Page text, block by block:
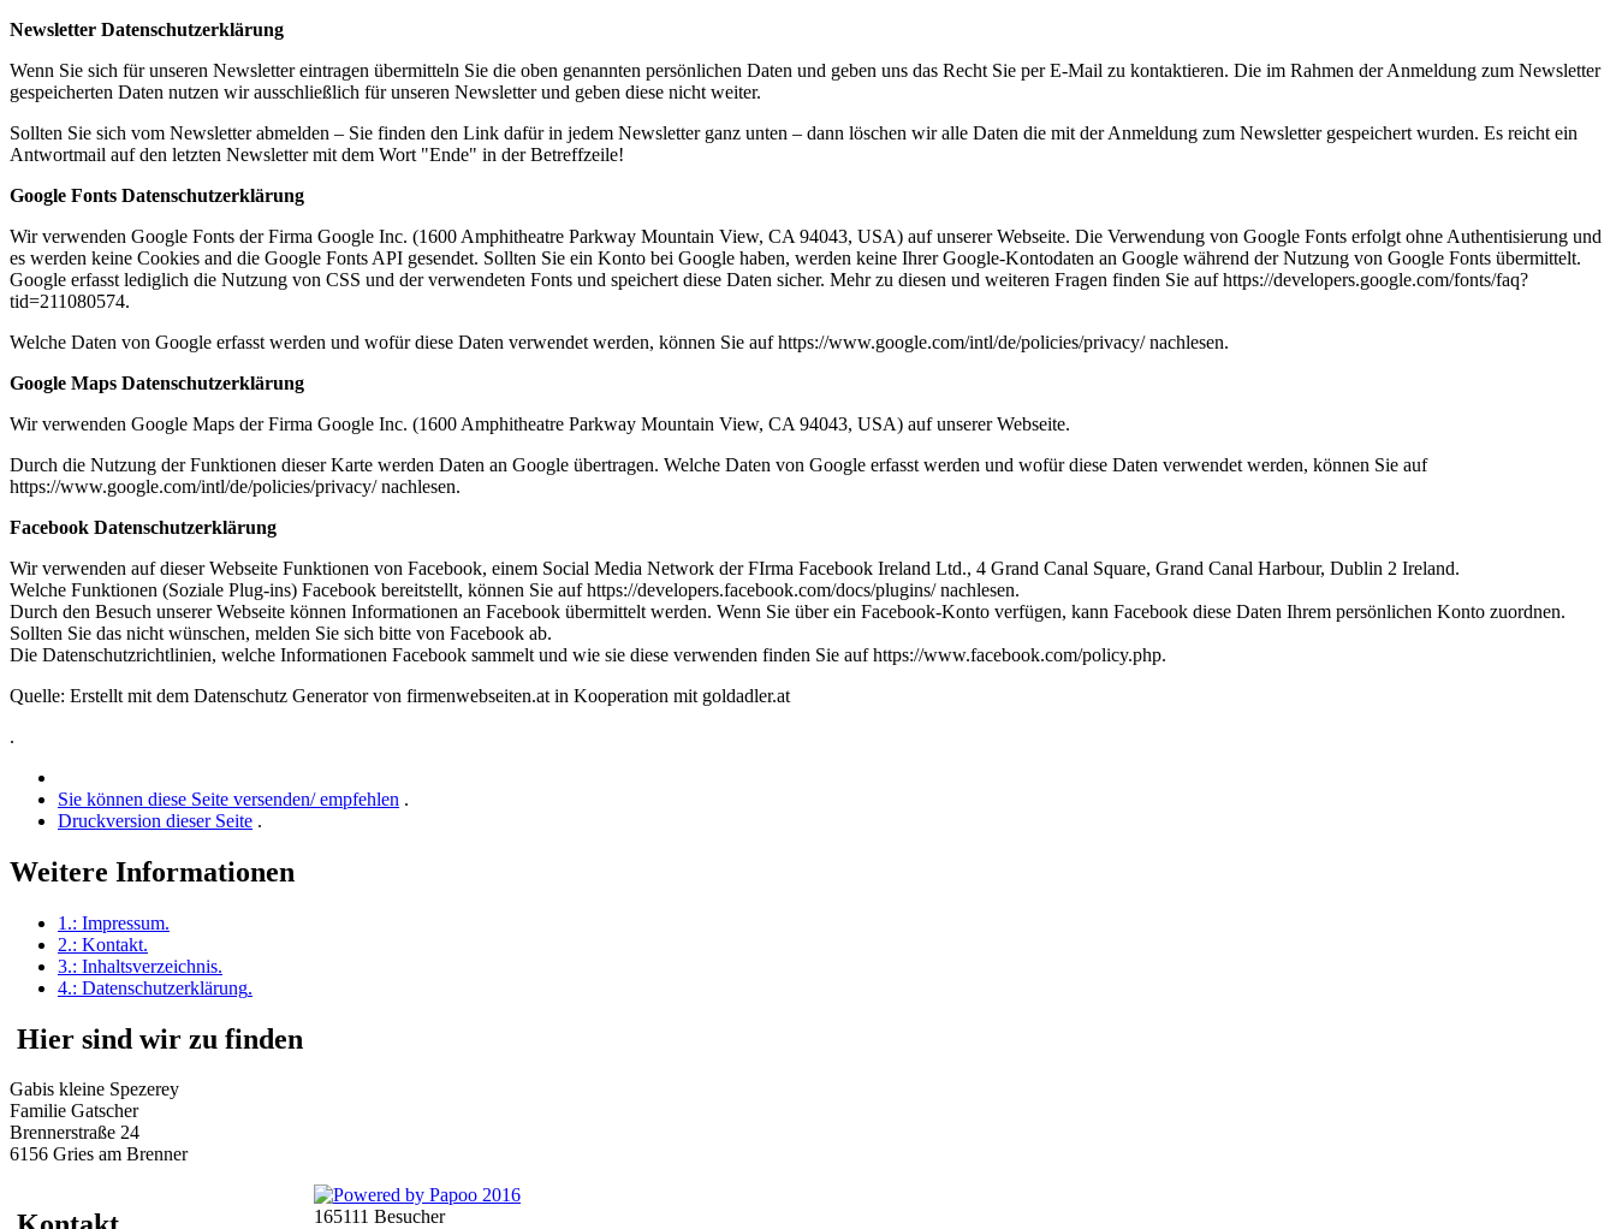
Newsletter Datenschutzerklärung
Wenn Sie sich für unseren Newsletter eintragen übermitteln Sie die oben genannten persönlichen Daten und geben uns das Recht Sie per E-Mail zu kontaktieren. Die im Rahmen der Anmeldung zum Newsletter
gespeicherten Daten nutzen wir ausschließlich für unseren Newsletter und geben diese nicht weiter.
Sollten Sie sich vom Newsletter abmelden – Sie finden den Link dafür in jedem Newsletter ganz unten – dann löschen wir alle Daten die mit der Anmeldung zum Newsletter gespeichert wurden. Es reicht ein
Antwortmail auf den letzten Newsletter mit dem Wort "Ende" in der Betreffzeile!
Google Fonts Datenschutzerklärung
Wir verwenden Google Fonts der Firma Google Inc. (1600 Amphitheatre Parkway Mountain View, CA 94043, USA) auf unserer Webseite. Die Verwendung von Google Fonts erfolgt ohne Authentisierung und
es werden keine Cookies and die Google Fonts API gesendet. Sollten Sie ein Konto bei Google haben, werden keine Ihrer Google-Kontodaten an Google während der Nutzung von Google Fonts übermittelt.
Google erfasst lediglich die Nutzung von CSS und der verwendeten Fonts und speichert diese Daten sicher. Mehr zu diesen und weiteren Fragen finden Sie auf https://developers.google.com/fonts/faq?
tid=211080574.
Welche Daten von Google erfasst werden und wofür diese Daten verwendet werden, können Sie auf https://www.google.com/intl/de/policies/privacy/ nachlesen.
Google Maps Datenschutzerklärung
Wir verwenden Google Maps der Firma Google Inc. (1600 Amphitheatre Parkway Mountain View, CA 94043, USA) auf unserer Webseite.
Durch die Nutzung der Funktionen dieser Karte werden Daten an Google übertragen. Welche Daten von Google erfasst werden und wofür diese Daten verwendet werden, können Sie auf
https://www.google.com/intl/de/policies/privacy/ nachlesen.
Facebook Datenschutzerklärung
Wir verwenden auf dieser Webseite Funktionen von Facebook, einem Social Media Network der FIrma Facebook Ireland Ltd., 4 Grand Canal Square, Grand Canal Harbour, Dublin 2 Ireland.
Welche Funktionen (Soziale Plug-ins) Facebook bereitstellt, können Sie auf https://developers.facebook.com/docs/plugins/ nachlesen.
Durch den Besuch unserer Webseite können Informationen an Facebook übermittelt werden. Wenn Sie über ein Facebook-Konto verfügen, kann Facebook diese Daten Ihrem persönlichen Konto zuordnen.
Sollten Sie das nicht wünschen, melden Sie sich bitte von Facebook ab.
Die Datenschutzrichtlinien, welche Informationen Facebook sammelt und wie sie diese verwenden finden Sie auf https://www.facebook.com/policy.php.
Quelle: Erstellt mit dem Datenschutz Generator von firmenwebseiten.at in Kooperation mit goldadler.at
.
Sie können diese Seite versenden/ empfehlen .
Druckversion dieser Seite .
Weitere Informationen
1.: Impressum.
2.: Kontakt.
3.: Inhaltsverzeichnis.
4.: Datenschutzerklärung.
Hier sind wir zu finden
Gabis kleine Spezerey
Familie Gatscher
Brennerstraße 24
6156 Gries am Brenner
165111 Besucher